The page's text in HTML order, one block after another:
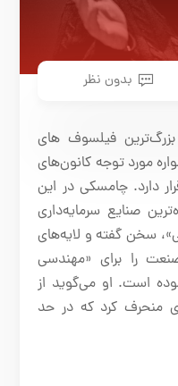
بدون نظر
فیلسوف های
مورد توجه کانون‌های
دارد. چامسکی در این
صنایع سرمایه‌داری
سخن گفته و لایه‌های
را برای «مهندسی
است. او می‌گوید از
منحرف کرد که در حد